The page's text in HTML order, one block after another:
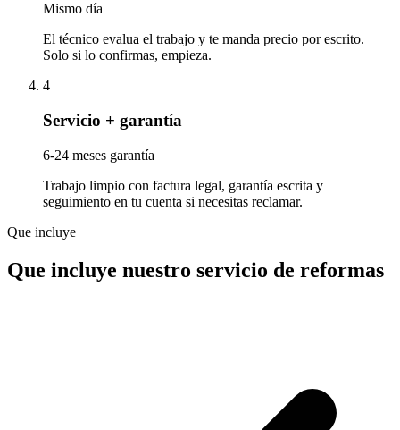
Mismo día
El técnico evalua el trabajo y te manda precio por escrito.
Solo si lo confirmas, empieza.
4
Servicio + garantía
6-24 meses garantía
Trabajo limpio con factura legal, garantía escrita y
seguimiento en tu cuenta si necesitas reclamar.
Que incluye
Que incluye nuestro servicio de reformas